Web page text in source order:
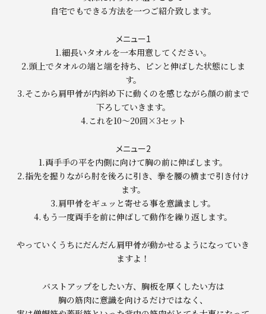
自宅でもできる方法を一つご紹介致します。
メニュー1
1.細長いタオルを一本用意してください。
2.頭上でタオルの端と端を持ち、ピンと伸ばした状態にしま
す。
3.そこから肩甲骨が内斜め下に動くのを感じながら顔の前まで
下ろしていきます。
4.これを10〜20回×3セット
メニュー2
1.両手手の平を内側に向けて胸の前に伸ばします。
2.指先を握りながら肘を後ろに引き、拳を腰の横まで引き付け
ます。
3.肩甲骨をギュッと寄せる事を意識ましす。
4.もう一度両手を前に伸ばして動作を繰り返します。
やっていくうちにだんだん肩甲骨が動かせるようになっていき
ますよ！
バストアップをしたい方、胸板を厚くしたい方は
胸の筋肉に意識を向けるだけではなく、